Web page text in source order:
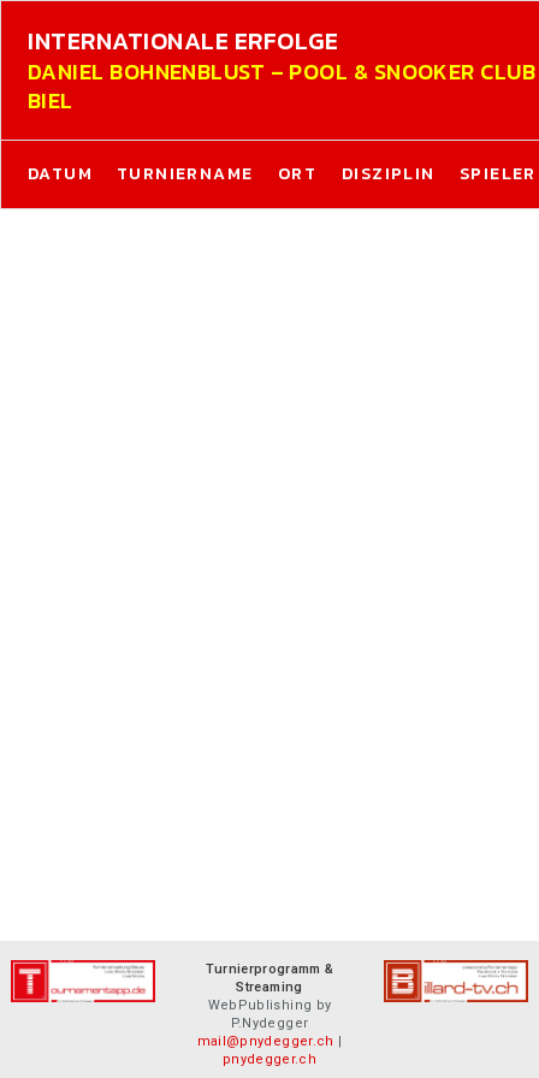
INTERNATIONALE ERFOLGE
DANIEL BOHNENBLUST – POOL & SNOOKER CLUB
BIEL
DATUM TURNIERNAME ORT DISZIPLIN SPIELER
Turnierprogramm &
Streaming
WebPublishing by
P.Nydegger
mail@pnydegger.ch |
pnydegger.ch